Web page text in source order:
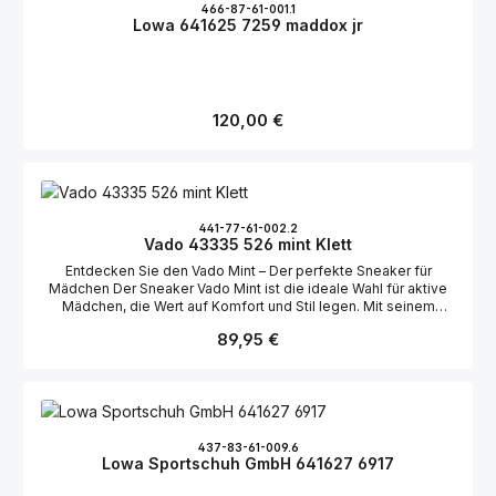
Mädchen, die einen zuverlässigen Begleiter für ihre Abenteuer
466-87-61-001.1
Lowa 641625 7259 maddox jr
Regulärer Preis:
120,00 €
441-77-61-002.2
Vado 43335 526 mint Klett
Entdecken Sie den Vado Mint – Der perfekte Sneaker für
Mädchen Der Sneaker Vado Mint ist die ideale Wahl für aktive
Mädchen, die Wert auf Komfort und Stil legen. Mit seinem
dieser Schuh alles, was junge Abenteurerinnen benötigen.
unkompliziertes An- und Ausziehen, was besonders im
Klettverschluss für eine optimale Passform und sicheren Halt.
Gore-Tex-Technologie für trockene Füße Dank der innovativen
Regulärer Preis:
89,95 €
437-83-61-009.6
Lowa Sportschuh GmbH 641627 6917